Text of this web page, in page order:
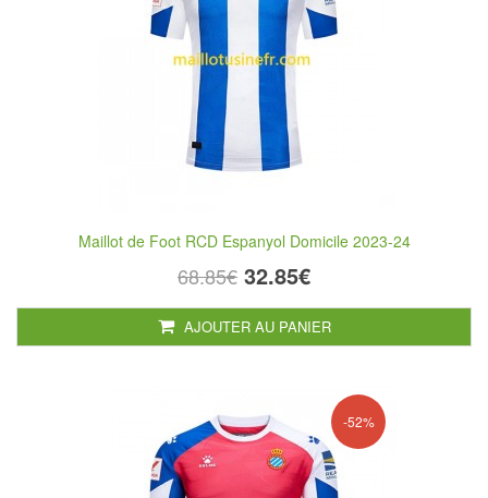
Maillot de Foot RCD Espanyol Domicile 2023-24
68.85€ 32.85€
AJOUTER AU PANIER
-52%